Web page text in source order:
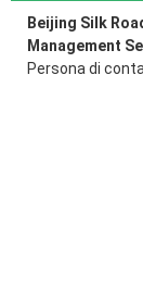
Beijing Silk
Management
Persona di